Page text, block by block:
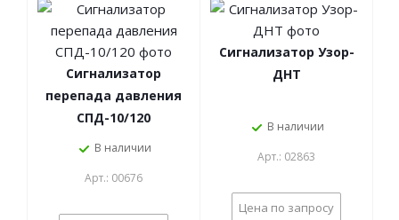
Сигнализатор
перепада давления
СПД-10/120
В наличии
Арт.: 00676
Сигнализатор Узор-
ДНТ
В наличии
Арт.: 02863
Цена по запросу